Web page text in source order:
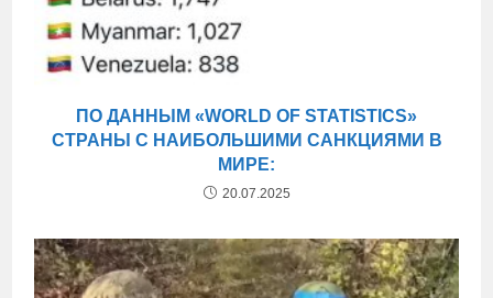
ПО ДАННЫМ «WORLD OF STATISTICS»
СТРАНЫ С НАИБОЛЬШИМИ САНКЦИЯМИ В
МИРЕ:
20.07.2025